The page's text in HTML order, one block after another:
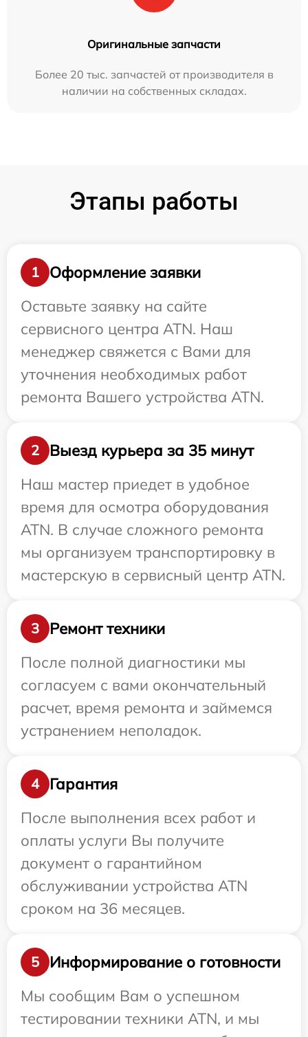
Оригинальные запчасти
Более 20 тыс. запчастей от производителя в
наличии на собственных складах.
Этапы работы
1
Оформление заявки
Оставьте заявку на сайте
сервисного центра ATN. Наш
менеджер свяжется с Вами для
уточнения необходимых работ
ремонта Вашего устройства ATN.
2
Выезд курьера за 35 минут
Наш мастер приедет в удобное
время для осмотра оборудования
ATN. В случае сложного ремонта
мы организуем транспортировку в
мастерскую в сервисный центр ATN.
3
Ремонт техники
После полной диагностики мы
согласуем с вами окончательный
расчет, время ремонта и займемся
устранением неполадок.
4
Гарантия
После выполнения всех работ и
оплаты услуги Вы получите
документ о гарантийном
обслуживании устройства ATN
сроком на 36 месяцев.
5
Информирование о готовности
Мы сообщим Вам о успешном
тестировании техники ATN, и мы